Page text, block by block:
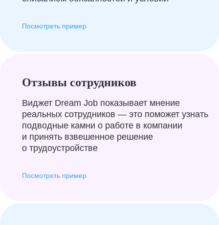
Посмотреть пример
Отзывы сотрудников
Виджет Dream Job показывает мнение
реальных сотрудников — это поможет узнать
подводные камни о работе в компании
и принять взвешенное решение
о трудоустройстве
Посмотреть пример